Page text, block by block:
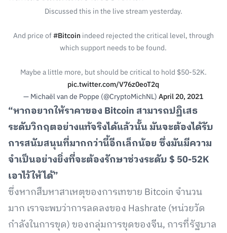
Discussed this in the live stream yesterday.
And price of#Bitcoin indeed rejected the critical level, through
which support needs to be found.
Maybe a little more, but should be critical to hold $50-52K.
pic.twitter.com/V76z0eoT2q
— Michaël van de Poppe (@CryptoMichNL)April 20, 2021
“หากอยากให้ราคาของ Bitcoin สามารถปฏิเสธ
ระดับวิกฤตอย่างแท้จริงได้แล้วนั้น มันจะต้องได้รับ
การสนับสนุนที่มากกว่านี้อีกเล็กน้อย ซึ่งมันมีความ
จำเป็นอย่างยิ่งที่จะต้องรักษาช่วงระดับ $ 50-52K
เอาไว้ให้ได้”
ซึ่งหากสืบหาสาเหตุของการเทขาย Bitcoin จำนวน
มาก เราจะพบว่าการลดลงของ Hashrate (หน่วยวัด
กำลังในการขุด) ของกลุ่มการขุดของจีน, การที่รัฐบาล